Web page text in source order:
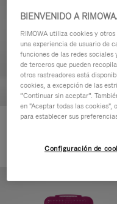
Essential Check-In M
+1
BIENVENIDO A
RIMOWA utiliza cookies y
una experiencia de usuario de
funciones de las redes
de terceros que pueden
otros rastreadores está
cookies, a excepción de las
“Continuar sin aceptar”.
en "Aceptar todas las
para establecer sus
Configuración de